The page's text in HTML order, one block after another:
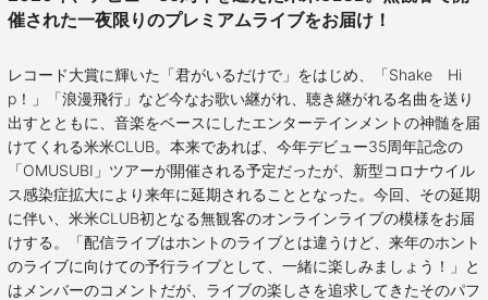
催された一夜限りのプレミアムライブをお届け！
レコード大賞に輝いた「君がいるだけで」をはじめ、「Shake Hi
p！」「浪漫飛行」など今なお歌い継がれ、聴き継がれる名曲を送り
出すとともに、音楽をベースにしたエンターテインメントの神髄を届
けてくれる米米CLUB。本来であれば、今年デビュー35周年記念の
「OMUSUBI」ツアーが開催される予定だったが、新型コロナウイル
ス感染症拡大により来年に延期されることとなった。今回、その延期
に伴い、米米CLUB初となる無観客のオンラインライブの模様をお届
けする。「配信ライブはホントのライブとは違うけど、来年のホント
のライブに向けての予行ライブとして、一緒に楽しみましょう！」と
はメンバーのコメントだが、ライブの楽しさを追求してきたそのパフ